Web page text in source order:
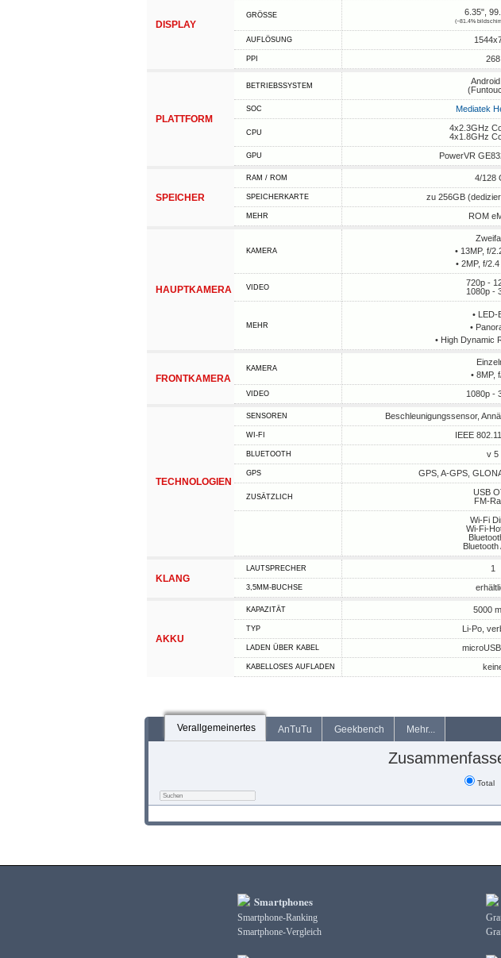
DISPLAY
GRÖSSE 6.35",
(~81.4%
AUFLÖSUNG
PPI 268
PLATTFORM
BETRIEBSSYSTEM
SOC Mediatek
CPU
4x2.3GHz
4x1.8GHz
GPU PowerVR
SPEICHER
RAM / ROM 4/128
SPEICHERKARTE zu 256GB
MEHR ROM
HAUPTKAMERA
KAMERA
• 13MP, f/
• 2MP, f/
VIDEO
720p -
1080p -
MEHR
• LED-
•
• High Dynamic
FRONTKAMERA
KAMERA
• 8MP,
VIDEO 1080p -
TECHNOLOGIEN
SENSOREN Beschleunigungssensor,
WI-FI IEEE
BLUETOOTH v 5
GPS GPS, A-GPS,
ZUSÄTZLICH
USB
FM-
Wi-Fi
Wi-Fi-
Bluetooth
KLANG
LAUTSPRECHER 1
3,5MM-BUCHSE
AKKU
KAPAZITÄT 5000
TYP Li-Po,
LADEN ÜBER KABEL
KABELLOSES AUFLADEN
Verallgemeinertes AnTuTu Geekbench Mehr...
Total
Smartphones
Smartphone-Ranking
Smartphone-Vergleich